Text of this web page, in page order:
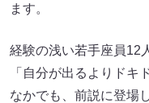
ます。
経験の浅い若手座員12
「自分が出るよりドキ
なかでも、前説に登場